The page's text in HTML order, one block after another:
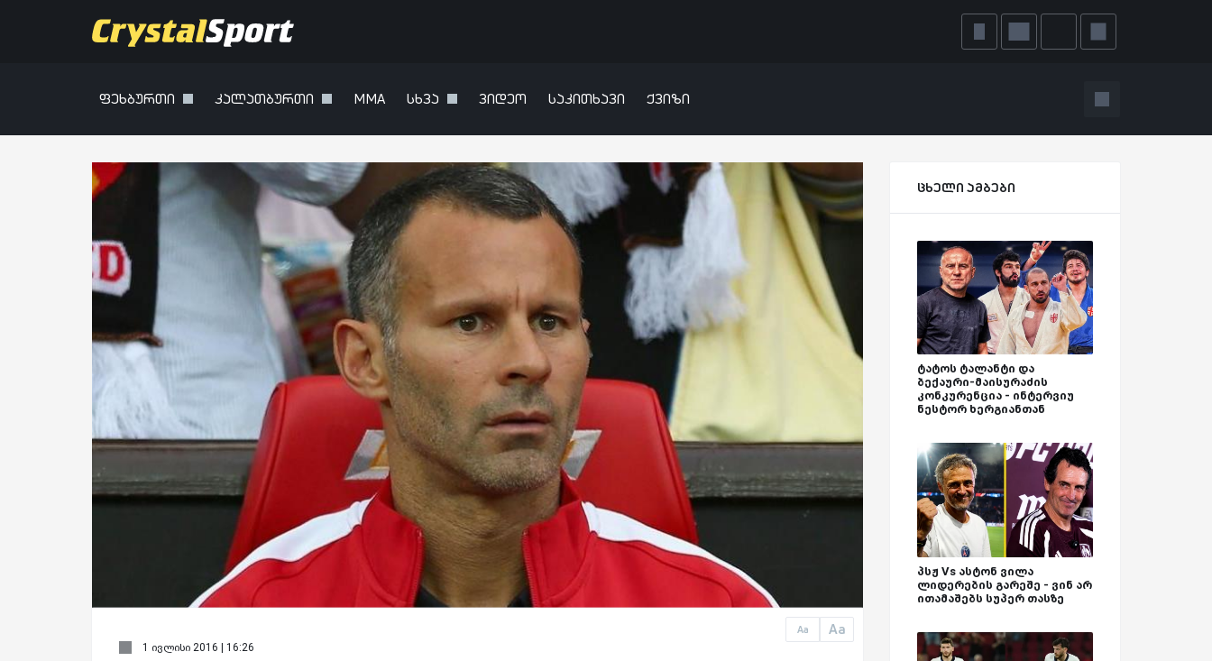
ფეხბურთი კალათბურთი MMA სხვა ვიდეო საკითხავი ქვიზი
Aa Aa
1 ივლისი 2016 | 16:26
ცხელი ამბები
ტატოს ტალანტი და
ბექაური-მაისურაძის
კონკურენცია - ინტერვიუ
ნესტორ ხერგიანთან
პსჟ Vs ასტონ ვილა
ლიდერების გარეშე - ვინ არ
ითამაშებს სუპერ თასზე